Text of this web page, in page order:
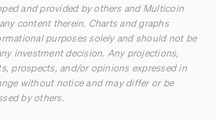
and provided by others and Multicoin
content therein. Charts and graphs
purposes solely and should not be
investment decision. Any projections,
prospects, and/or opinions expressed in
without notice and may differ or be
by others.